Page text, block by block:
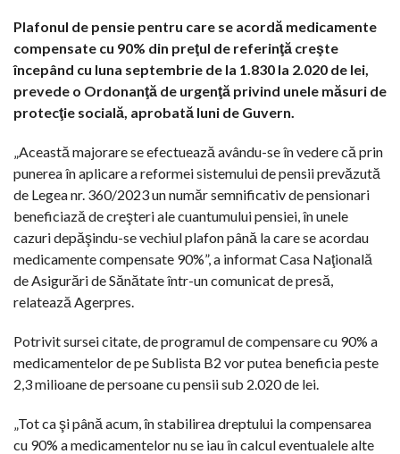
Plafonul de pensie pentru care se acordă medicamente
compensate cu 90% din preţul de referinţă creşte
începând cu luna septembrie de la 1.830 la 2.020 de lei,
prevede o Ordonanţă de urgenţă privind unele măsuri de
protecţie socială, aprobată luni de Guvern.
„Această majorare se efectuează avându-se în vedere că prin
punerea în aplicare a reformei sistemului de pensii prevăzută
de Legea nr. 360/2023 un număr semnificativ de pensionari
beneficiază de creşteri ale cuantumului pensiei, în unele
cazuri depăşindu-se vechiul plafon până la care se acordau
medicamente compensate 90%”, a informat Casa Naţională
de Asigurări de Sănătate într-un comunicat de presă,
relatează Agerpres.
Potrivit sursei citate, de programul de compensare cu 90% a
medicamentelor de pe Sublista B2 vor putea beneficia peste
2,3 milioane de persoane cu pensii sub 2.020 de lei.
„Tot ca şi până acum, în stabilirea dreptului la compensarea
cu 90% a medicamentelor nu se iau în calcul eventualele alte